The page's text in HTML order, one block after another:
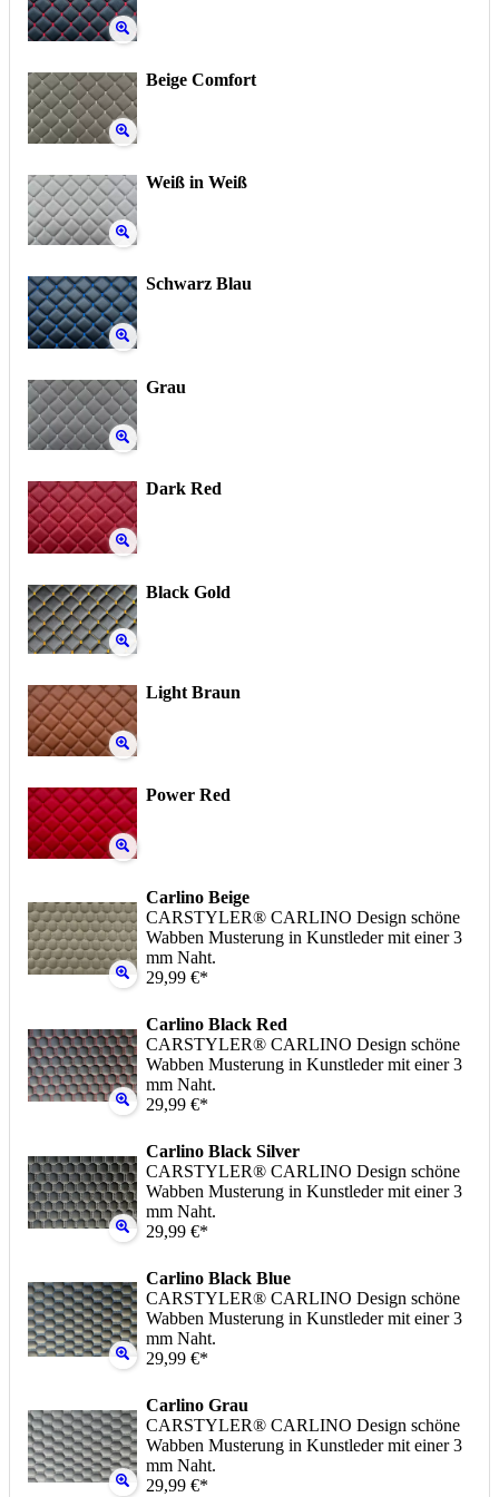
Beige Comfort
Weiß in Weiß
Schwarz Blau
Grau
Dark Red
Black Gold
Light Braun
Power Red
Carlino Beige
CARSTYLER® CARLINO Design schöne
Wabben Musterung in Kunstleder mit einer 3
mm Naht.
29,99 €*
Carlino Black Red
CARSTYLER® CARLINO Design schöne
Wabben Musterung in Kunstleder mit einer 3
mm Naht.
29,99 €*
Carlino Black Silver
CARSTYLER® CARLINO Design schöne
Wabben Musterung in Kunstleder mit einer 3
mm Naht.
29,99 €*
Carlino Black Blue
CARSTYLER® CARLINO Design schöne
Wabben Musterung in Kunstleder mit einer 3
mm Naht.
29,99 €*
Carlino Grau
CARSTYLER® CARLINO Design schöne
Wabben Musterung in Kunstleder mit einer 3
mm Naht.
29,99 €*